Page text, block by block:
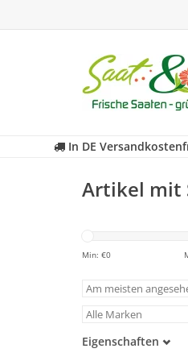
In DE
Artikel mit
Min: €0
Eigenschaften